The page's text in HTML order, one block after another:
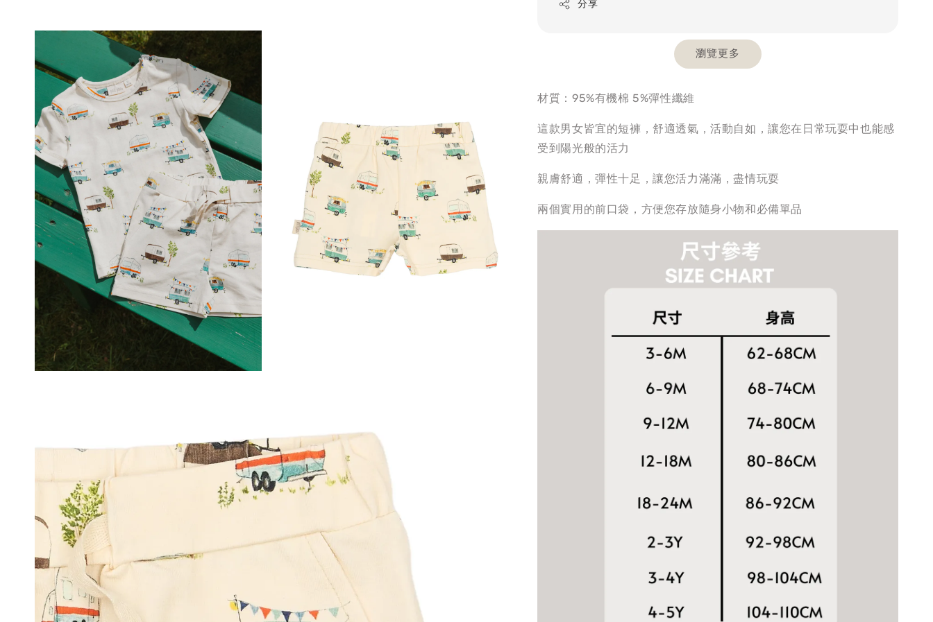
分享
瀏覽更多
材質：95%有機棉 5%彈性纖維
這款男女皆宜的短褲，舒適透氣，活動自如，讓您在日常玩耍中也能感
受到陽光般的活力
親膚舒適，彈性十足，讓您活力滿滿，盡情玩耍
兩個實用的前口袋，方便您存放隨身小物和必備單品